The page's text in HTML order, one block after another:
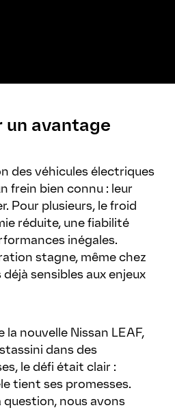
un avantage
des véhicules électriques
frein bien connu : leur
Pour plusieurs, le froid
réduite, une fiabilité
inégales.
stagne, même chez
sensibles aux enjeux
la nouvelle Nissan LEAF,
dans des
le défi était clair :
tient ses promesses.
question, nous avons